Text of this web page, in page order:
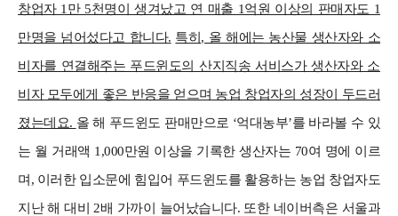
창업자 1만 5천명이 생겨났고 연 매출 1억원 이상의 판매자도 1
만명을 넘어섰다고 합니다. 특히, 올 해에는 농산물 생산자와 소
비자를 연결해주는 푸드윈도의 산지직송 서비스가 생산자와 소
비자 모두에게 좋은 반응을 얻으며 농업 창업자의 성장이 두드러
졌는데요. 올 해 푸드윈도 판매만으로 ‘억대농부’를 바라볼 수 있
는 월 거래액 1,000만원 이상을 기록한 생산자는 70여 명에 이르
며, 이러한 입소문에 힘입어 푸드윈도를 활용하는 농업 창업자도
지난 해 대비 2배 가까이 늘어났습니다. 또한 네이버측은 서울과